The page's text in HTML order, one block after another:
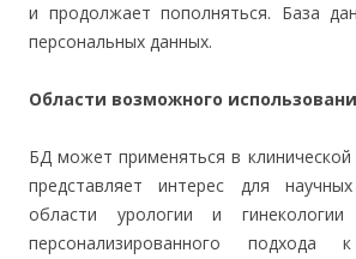
и продолжает пополняться. База
персональных данных.
Области возможного
БД может применяться в клинической
представляет интерес для
области урологии и
персонализированного подхода к